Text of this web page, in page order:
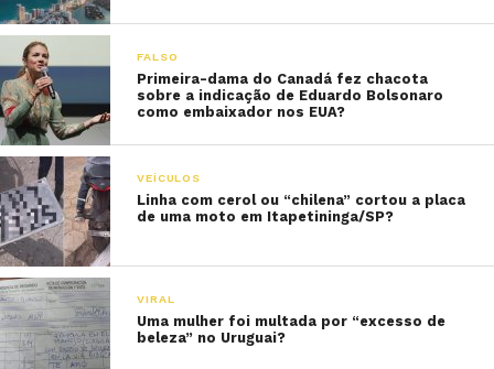
FALSO
Primeira-dama do Canadá fez chacota
sobre a indicação de Eduardo Bolsonaro
como embaixador nos EUA?
VEÍCULOS
Linha com cerol ou “chilena” cortou a placa
de uma moto em Itapetininga/SP?
VIRAL
Uma mulher foi multada por “excesso de
beleza” no Uruguai?